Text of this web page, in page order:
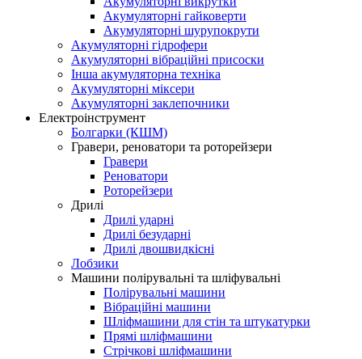
Акумуляторні гайковерти
Акумуляторні шурупокрути
Акумуляторні гідрофери
Акумуляторні вібраційні присоски
Інша акумуляторна техніка
Акумуляторні міксери
Акумуляторні заклепочники
Електроінструмент
Болгарки (КШМ)
Гравери, реноватори та роторейзери
Гравери
Реноватори
Роторейзери
Дрилі
Дрилі ударні
Дрилі безударні
Дрилі двошвидкісні
Лобзики
Машини полірувальні та шліфувальні
Полірувальні машини
Вібраційні машини
Шліфмашини для стін та штукатурки
Прямі шліфмашини
Стрічкові шліфмашини